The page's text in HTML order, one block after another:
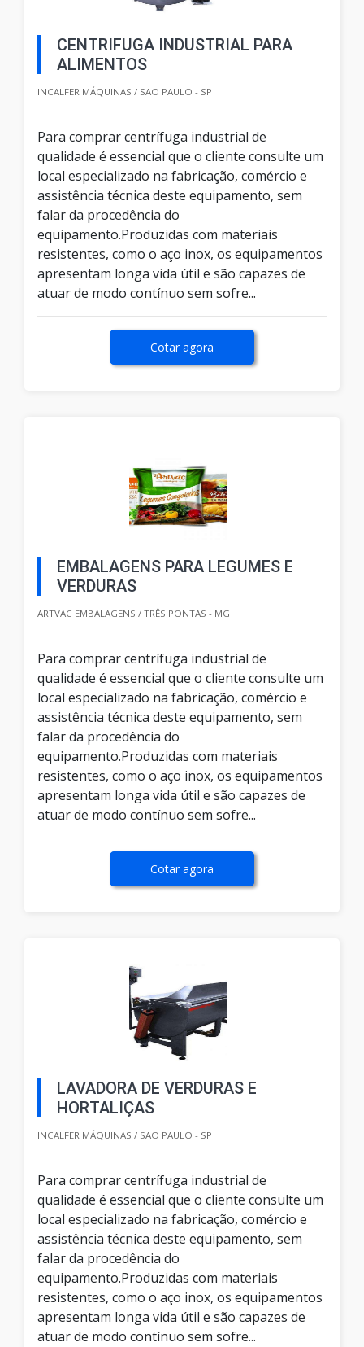
CENTRIFUGA INDUSTRIAL PARA
ALIMENTOS
INCALFER MÁQUINAS / SAO PAULO - SP
Para comprar centrífuga industrial de
qualidade é essencial que o cliente consulte um
local especializado na fabricação, comércio e
assistência técnica deste equipamento, sem
falar da procedência do
equipamento.Produzidas com materiais
resistentes, como o aço inox, os equipamentos
apresentam longa vida útil e são capazes de
atuar de modo contínuo sem sofre...
Cotar agora
EMBALAGENS PARA LEGUMES E
VERDURAS
ARTVAC EMBALAGENS / TRÊS PONTAS - MG
Para comprar centrífuga industrial de
qualidade é essencial que o cliente consulte um
local especializado na fabricação, comércio e
assistência técnica deste equipamento, sem
falar da procedência do
equipamento.Produzidas com materiais
resistentes, como o aço inox, os equipamentos
apresentam longa vida útil e são capazes de
atuar de modo contínuo sem sofre...
Cotar agora
LAVADORA DE VERDURAS E
HORTALIÇAS
INCALFER MÁQUINAS / SAO PAULO - SP
Para comprar centrífuga industrial de
qualidade é essencial que o cliente consulte um
local especializado na fabricação, comércio e
assistência técnica deste equipamento, sem
falar da procedência do
equipamento.Produzidas com materiais
resistentes, como o aço inox, os equipamentos
apresentam longa vida útil e são capazes de
atuar de modo contínuo sem sofre...